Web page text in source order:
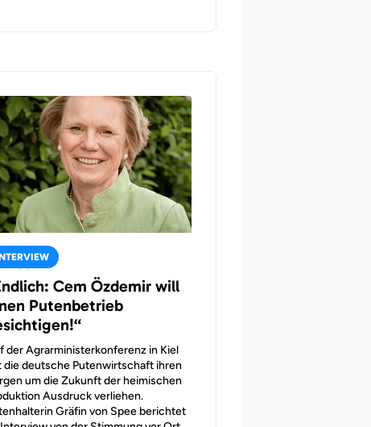
Cem Özdemir will
Putenbetrieb
der Agrarministerkonferenz in Kiel
die deutsche Putenwirtschaft ihren
um die Zukunft der heimischen
Ausdruck verliehen.
Gräfin von Spee berichtet